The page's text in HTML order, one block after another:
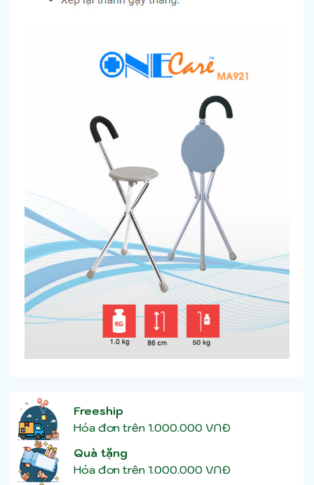
Freeship
Hóa đơn trên 1.000.000 VNĐ
Quà tặng
Hóa đơn trên 1.000.000 VNĐ